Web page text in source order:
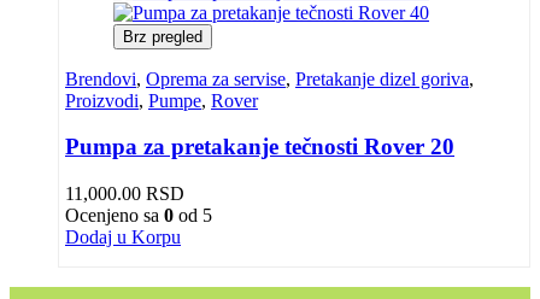
Brz pregled
Brendovi, Oprema za servise, Pretakanje dizel goriva,
Proizvodi, Pumpe, Rover
Pumpa za pretakanje tečnosti Rover 20
11,000.00 RSD
Ocenjeno sa 0 od 5
Dodaj u Korpu